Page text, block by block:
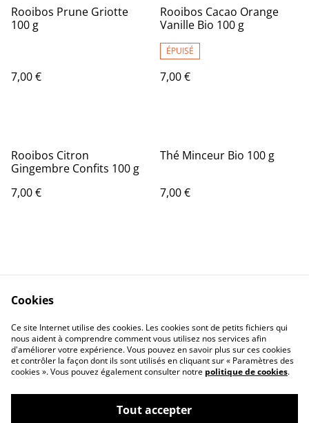
Rooibos Prune Griotte
100 g
7,00 €
Rooibos Cacao Orange
Vanille Bio 100 g
ÉPUISÉ
7,00 €
Rooibos Citron
Gingembre Confits 100 g
7,00 €
Thé Minceur Bio 100 g
7,00 €
Contact Us
Legal Terms
Privacy Policy
Cookie Policy
Cookies
Ce site Internet utilise des cookies. Les cookies sont de petits fichiers qui
nous aident à comprendre comment vous utilisez nos services afin
d'améliorer votre expérience. Vous pouvez en savoir plus sur ces cookies
et contrôler la façon dont ils sont utilisés en cliquant sur « Paramètres des
cookies ». Vous pouvez également consulter notre politique de cookies.
Tout accepter